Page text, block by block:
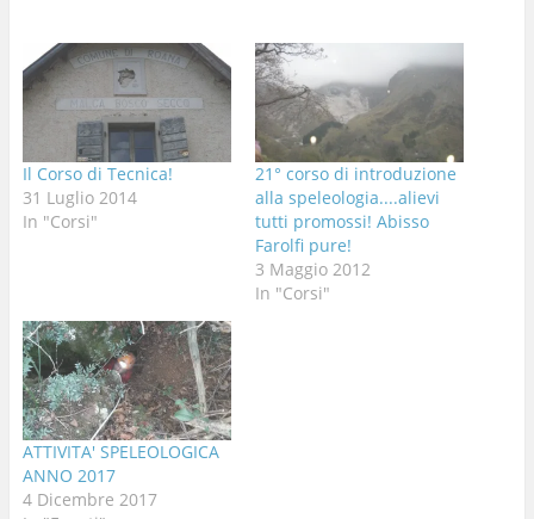
Il Corso di Tecnica!
31 Luglio 2014
In "Corsi"
21° corso di introduzione
alla speleologia....alievi
tutti promossi! Abisso
Farolfi pure!
3 Maggio 2012
In "Corsi"
ATTIVITA' SPELEOLOGICA
ANNO 2017
4 Dicembre 2017